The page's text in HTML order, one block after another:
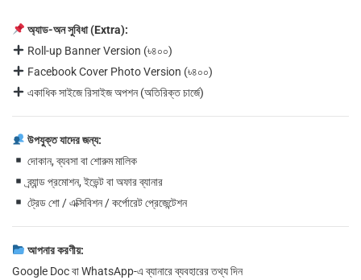
অ্যাড-অন সুবিধা (Extra):
Roll-up Banner Version (৳৪০০)
Facebook Cover Photo Version (৳৪০০)
একাধিক সাইজে রিসাইজ অপশন (অতিরিক্ত চার্জে)
উপযুক্ত যাদের জন্য:
দোকান, ব্যবসা বা শোরুম মালিক
ব্র্যান্ড প্রমোশন, ইভেন্ট বা অফার ব্যানার
ট্রেড শো / এক্সিবিশন / কর্পোরেট প্রেজেন্টেশন
আপনার করণীয়:
Google Doc বা WhatsApp-এ ব্যানারে ব্যবহারের তথ্য দিন